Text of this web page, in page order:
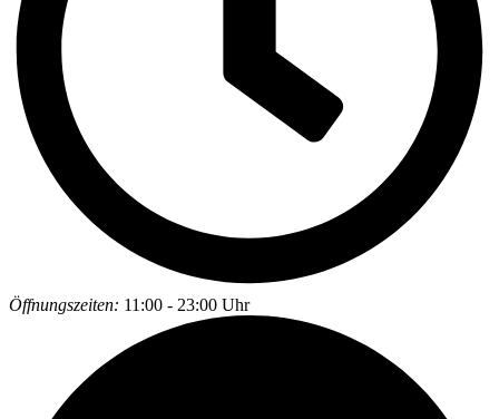
Öffnungszeiten: 11:00 - 23:00 Uhr